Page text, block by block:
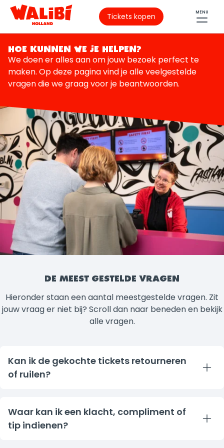
Tickets kopen MENU
HOE KUNNEN WE JE HELPEN?
We doen er alles aan om jouw bezoek perfect te
maken. Op deze pagina vind je alle veelgestelde
vragen die we graag voor je beantwoorden.
DE MEEST GESTELDE VRAGEN
Hieronder staan een aantal meestgestelde vragen. Zit
jouw vraag er niet bij? Scroll dan naar beneden en bekijk
alle vragen.
Kan ik de gekochte tickets retourneren
of ruilen?
geretourneerd worden.
Waar kan ik een klacht, compliment of
tip indienen?